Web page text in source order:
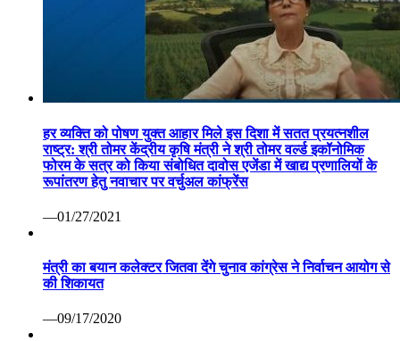
हर व्यक्ति को पोषण युक्त आहार मिले इस दिशा में सतत प्रयत्नशील
राष्ट्र: श्री तोमर केंद्रीय कृषि मंत्री ने श्री तोमर वर्ल्ड इकॉनोमिक
फोरम के सत्र को किया संबोधित दावोस एजेंडा में खाद्य प्रणालियों के
रूपांतरण हेतु नवाचार पर वर्चुअल कांफ्रेंस
—01/27/2021
मंत्री का बयान कलेक्टर जितवा देंगे चुनाव कांग्रेस ने निर्वाचन आयोग से
की शिकायत
—09/17/2020